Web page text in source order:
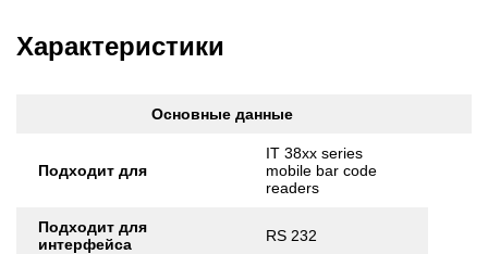
Характеристики
Основные данные
Подходит для
IT 38xx series
mobile bar code
readers
Подходит для
интерфейса
RS 232